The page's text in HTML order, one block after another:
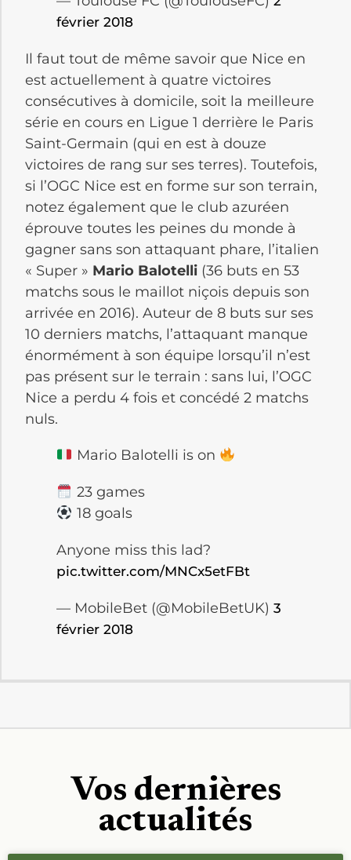
février 2018
Il faut tout de même savoir que Nice en
est actuellement à quatre victoires
consécutives à domicile, soit la meilleure
série en cours en Ligue 1 derrière le Paris
Saint-Germain (qui en est à douze
victoires de rang sur ses terres). Toutefois,
si l’OGC Nice est en forme sur son terrain,
notez également que le club azuréen
éprouve toutes les peines du monde à
gagner sans son attaquant phare, l’italien
« Super » Mario Balotelli (36 buts en 53
matchs sous le maillot niçois depuis son
arrivée en 2016). Auteur de 8 buts sur ses
10 derniers matchs, l’attaquant manque
énormément à son équipe lorsqu’il n’est
pas présent sur le terrain : sans lui, l’OGC
Nice a perdu 4 fois et concédé 2 matchs
nuls.
Mario Balotelli is on
23 games
18 goals
Anyone miss this lad?
pic.twitter.com/MNCx5etFBt
— MobileBet (@MobileBetUK) 3
février 2018
Vos dernières
actualités